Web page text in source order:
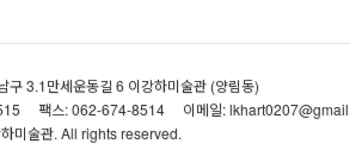
구 3.1만세운동길 6 이강하미술관 (양림동)
팩스: 062-674-8514
이메일:
미술관. All rights reserved.